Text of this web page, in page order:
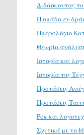
Διδάσκοντας
Η ομάδα εν
Ημερολόγιο
Θεωρία
Ιστορία και
Ιστορία της
Προτάσεις
Προτάσεις
Ροκ και
Σχετικά με το